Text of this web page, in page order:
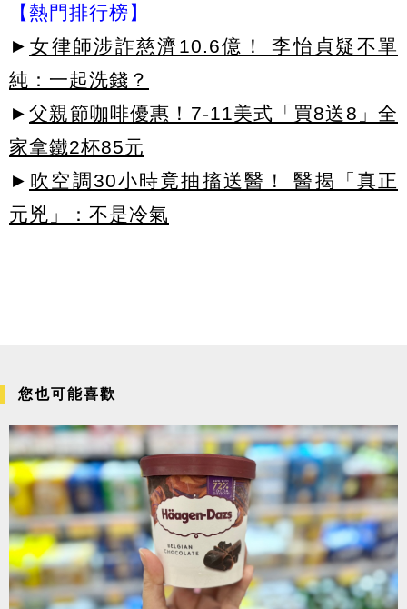
【熱門排行榜】
► 女律師涉詐慈濟10.6億！ 李怡貞疑不單
純：一起洗錢？
► 父親節咖啡優惠！7-11美式「買8送8」全
家拿鐵2杯85元
► 吹空調30小時竟抽搐送醫！ 醫揭「真正
元兇」：不是冷氣
您也可能喜歡